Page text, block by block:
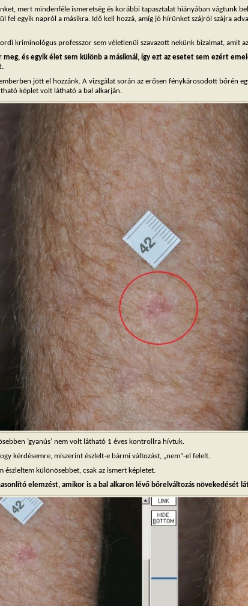
mert mindenféle ismeretség és korábbi tapasztalat hiányában vágtunk
fel egyik napról a másikra. Idő kell hozzá, amíg jó hírünket szájról szájra
kriminológus professzor sem véletlenül szavazott nekünk bizalmat, amit
és egyik élet sem különb a másiknál, így ezt az esetet sem ezért
jött el hozzánk. A vizsgálat során az erősen fénykárosodott bőrén
képlet volt látható a bal alkarján.
’gyanús’ nem volt látható 1 éves kontrollra hívtuk.
kérdésemre, miszerint észlelt-e bármi változást, „nem”-el felelt.
észleltem különösebbet, csak az ismert képletet.
elemzést, amikor is a bal alkaron lévő bőrelváltozás növekedését